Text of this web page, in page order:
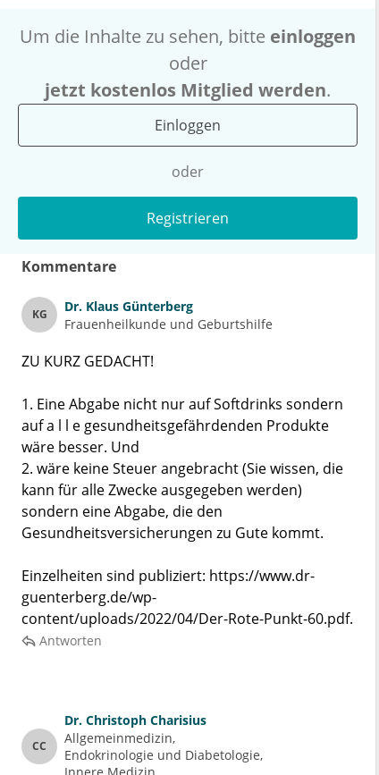
Um die Inhalte zu sehen, bitte einloggen
oder
jetzt kostenlos Mitglied werden.
Einloggen
oder
Registrieren
Kommentare
KG Dr. Klaus Günterberg
Frauenheilkunde und Geburtshilfe
ZU KURZ GEDACHT!
1. Eine Abgabe nicht nur auf Softdrinks sondern
auf a l l e gesundheitsgefährdenden Produkte
wäre besser. Und
2. wäre keine Steuer angebracht (Sie wissen, die
kann für alle Zwecke ausgegeben werden)
sondern eine Abgabe, die den
Gesundheitsversicherungen zu Gute kommt.
Einzelheiten sind publiziert: https://www.dr-
guenterberg.de/wp-
content/uploads/2022/04/Der-Rote-Punkt-60.pdf.
Antworten
CC
Dr. Christoph Charisius
Allgemeinmedizin
Endokrinologie und Diabetologie